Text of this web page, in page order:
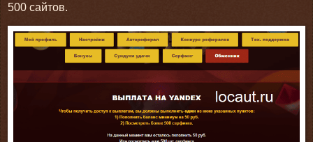
500 сайтов.